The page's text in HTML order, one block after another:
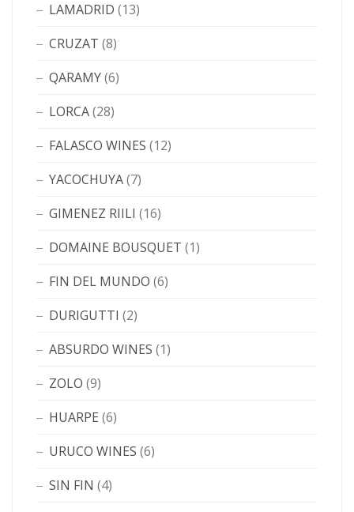
LAMADRID (13)
CRUZAT (8)
QARAMY(6)
LORCA(28)
FALASCO WINES (12)
YACOCHUYA(7)
GIMENEZ RIILI (16)
DOMAINE BOUSQUET (1)
FIN DEL MUNDO (6)
DURIGUTTI (2)
ABSURDO WINES (1)
ZOLO (9)
HUARPE (6)
URUCO WINES (6)
SIN FIN (4)